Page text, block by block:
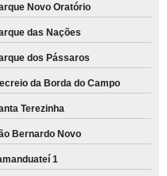
Novo Oratório
das Nações
dos Pássaros
da Borda do Campo
Terezinha
Bernardo Novo
1